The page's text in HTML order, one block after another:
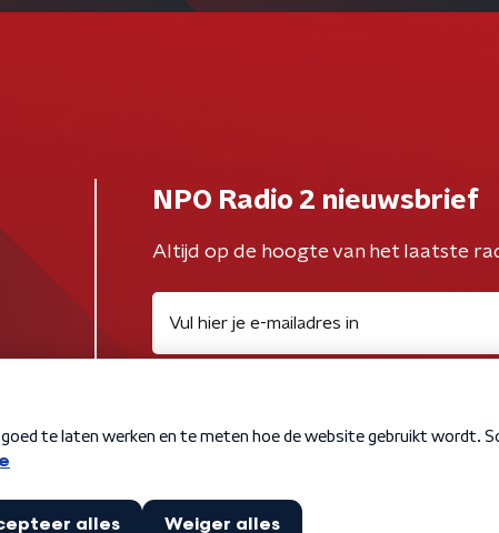
NPO Radio 2 nieuwsbrief
Altijd op de hoogte van het laatste